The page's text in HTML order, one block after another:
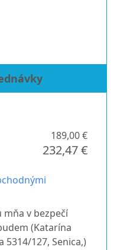
189,00 €
232,47 €
mňa v bezpečí
(Katarína
5314/127, Senica,)